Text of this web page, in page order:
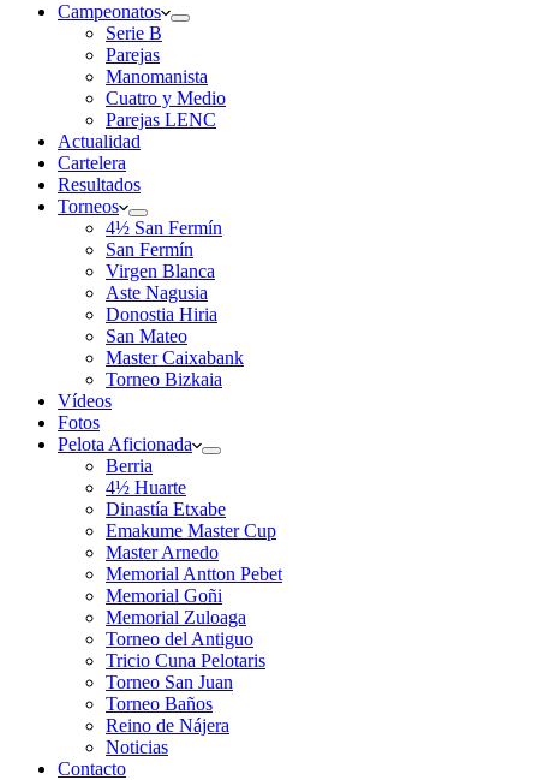
Campeonatos
Serie B
Parejas
Manomanista
Cuatro y Medio
Parejas LENC
Actualidad
Cartelera
Resultados
Torneos
4½ San Fermín
San Fermín
Virgen Blanca
Aste Nagusia
Donostia Hiria
San Mateo
Master Caixabank
Torneo Bizkaia
Vídeos
Fotos
Pelota Aficionada
Berria
4½ Huarte
Dinastía Etxabe
Emakume Master Cup
Master Arnedo
Memorial Antton Pebet
Memorial Goñi
Memorial Zuloaga
Torneo del Antiguo
Tricio Cuna Pelotaris
Torneo San Juan
Torneo Baños
Reino de Nájera
Noticias
Contacto